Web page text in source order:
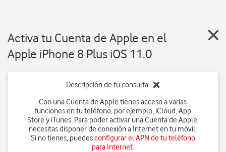
Activa tu Cuenta de Apple en el
Apple iPhone 8 Plus iOS 11.0
Descripción de tu consulta
Con una Cuenta de Apple tienes acceso a varias
funciones en tu teléfono, por ejemplo, iCloud, App
Store y iTunes. Para poder activar una Cuenta de Apple,
necesitas disponer de conexión a Internet en tu móvil.
Si no tienes, puedesconfigurar el APN de tu teléfono
para Internet.